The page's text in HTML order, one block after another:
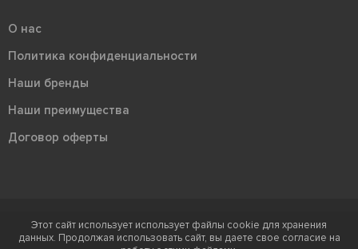
О нас
Политика конфиденциальности
Наши бренды
Наши преимущества
Договор оферты
Терра - территория керамики 2026
Ⓒ Правообладателем товарного знака "Терра" является ООО "Атлас-
Этот сайт использует использует файлы cookie для хранения
данных. Продолжая использовать сайт, вы даете свое согласие на